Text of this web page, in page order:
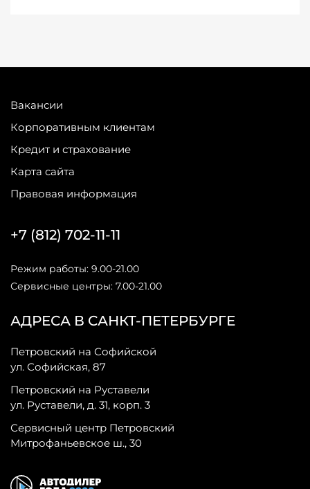
Вакансии
Корпоративным клиентам
Кредит и страхование
Карта сайта
Правовая информация
АДРЕСА В САНКТ-ПЕТЕРБУРГЕ
Петровский на Софийской
ул. Софийская, 87
Петровский на Руставели
ул. Руставели, д. 31, корп. 3
Сервисный центр Петровский
Митрофаньевское ш., 30
+7 (812) 702-11-11
Режим работы: 9.00-21.00
Сервисные центры: 7.00-21.00